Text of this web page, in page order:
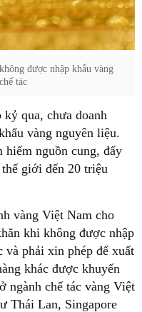
được nhập khẩu vàng
tác
qua, chưa doanh
vàng nguyên liệu.
hiếm nguồn cung, đẩy
giới đến 20 triệu
vàng Việt Nam cho
khi không được nhập
và phải xin phép để xuất
khác được khuyến
ngành chế tác vàng Việt
Thái Lan, Singapore